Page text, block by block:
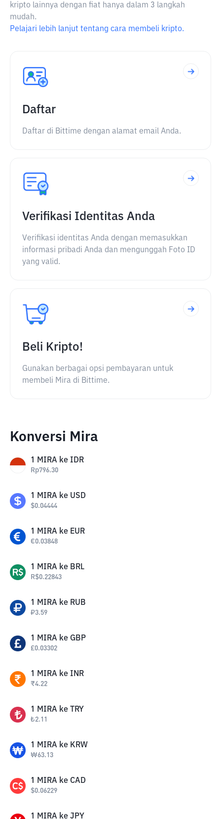
kripto lainnya dengan fiat hanya dalam 3 langkah
mudah.
Pelajari lebih lanjut tentang cara membeli kripto.
Daftar
Daftar di Bittime dengan alamat email Anda.
Verifikasi Identitas Anda
Verifikasi identitas Anda dengan memasukkan
informasi pribadi Anda dan mengunggah Foto ID
yang valid.
Beli Kripto!
Gunakan berbagai opsi pembayaran untuk
membeli Mira di Bittime.
Konversi Mira
1 MIRA ke IDR
Rp796.30
1 MIRA ke USD
$0.04444
1 MIRA ke EUR
€0.03848
1 MIRA ke BRL
R$0.22843
1 MIRA ke RUB
₽3.59
1 MIRA ke GBP
£0.03302
1 MIRA ke INR
₹4.22
1 MIRA ke TRY
₺2.11
1 MIRA ke KRW
₩63.13
1 MIRA ke CAD
$0.06229
1 MIRA ke JPY